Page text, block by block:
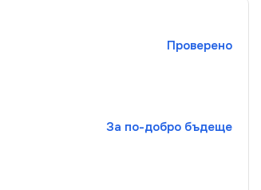
Проверено
За по-добро бъдеще